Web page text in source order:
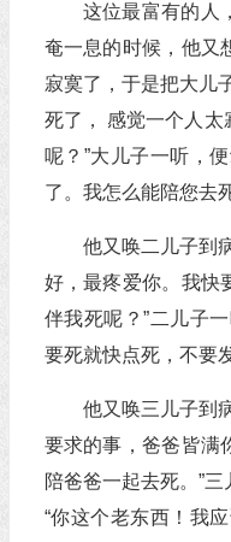
这位最富有的人
奄一息的时候，他又
寂寞了，于是把大儿
死了， 感觉一个人
呢？”大儿子一听，
了。我怎么能陪您去
他又唤二儿子到
好，最疼爱你。我快
伴我死呢？”二儿子
要死就快点死，不要
他又唤三儿子到
要求的事，爸爸皆满
陪爸爸一起去死。”
“你这个老东西！我